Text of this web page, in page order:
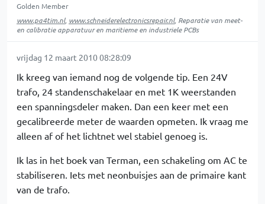
Golden Member
www.pa4tim.nl, www.schneiderelectronicsrepair.nl, Reparatie van meet-
en calibratie apparatuur en maritieme en industriele PCBs
vrijdag 12 maart 2010 08:28:09
Ik kreeg van iemand nog de volgende tip. Een 24V
trafo, 24 standenschakelaar en met 1K weerstanden
een spanningsdeler maken. Dan een keer met een
gecalibreerde meter de waarden opmeten. Ik vraag me
alleen af of het lichtnet wel stabiel genoeg is.
Ik las in het boek van Terman, een schakeling om AC te
stabiliseren. Iets met neonbuisjes aan de primaire kant
van de trafo.